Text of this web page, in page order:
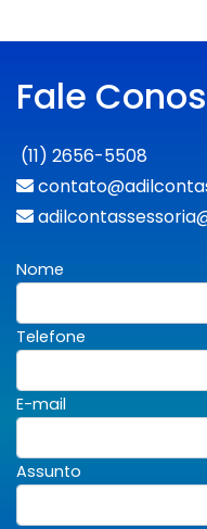
Fale
(11) 2656-5508
Nome
Telefone
E-mail
Assunto